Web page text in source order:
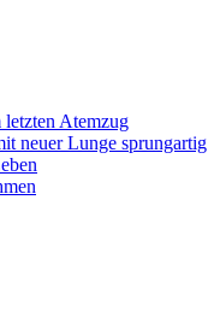
letzten Atemzug
neuer Lunge sprungartig